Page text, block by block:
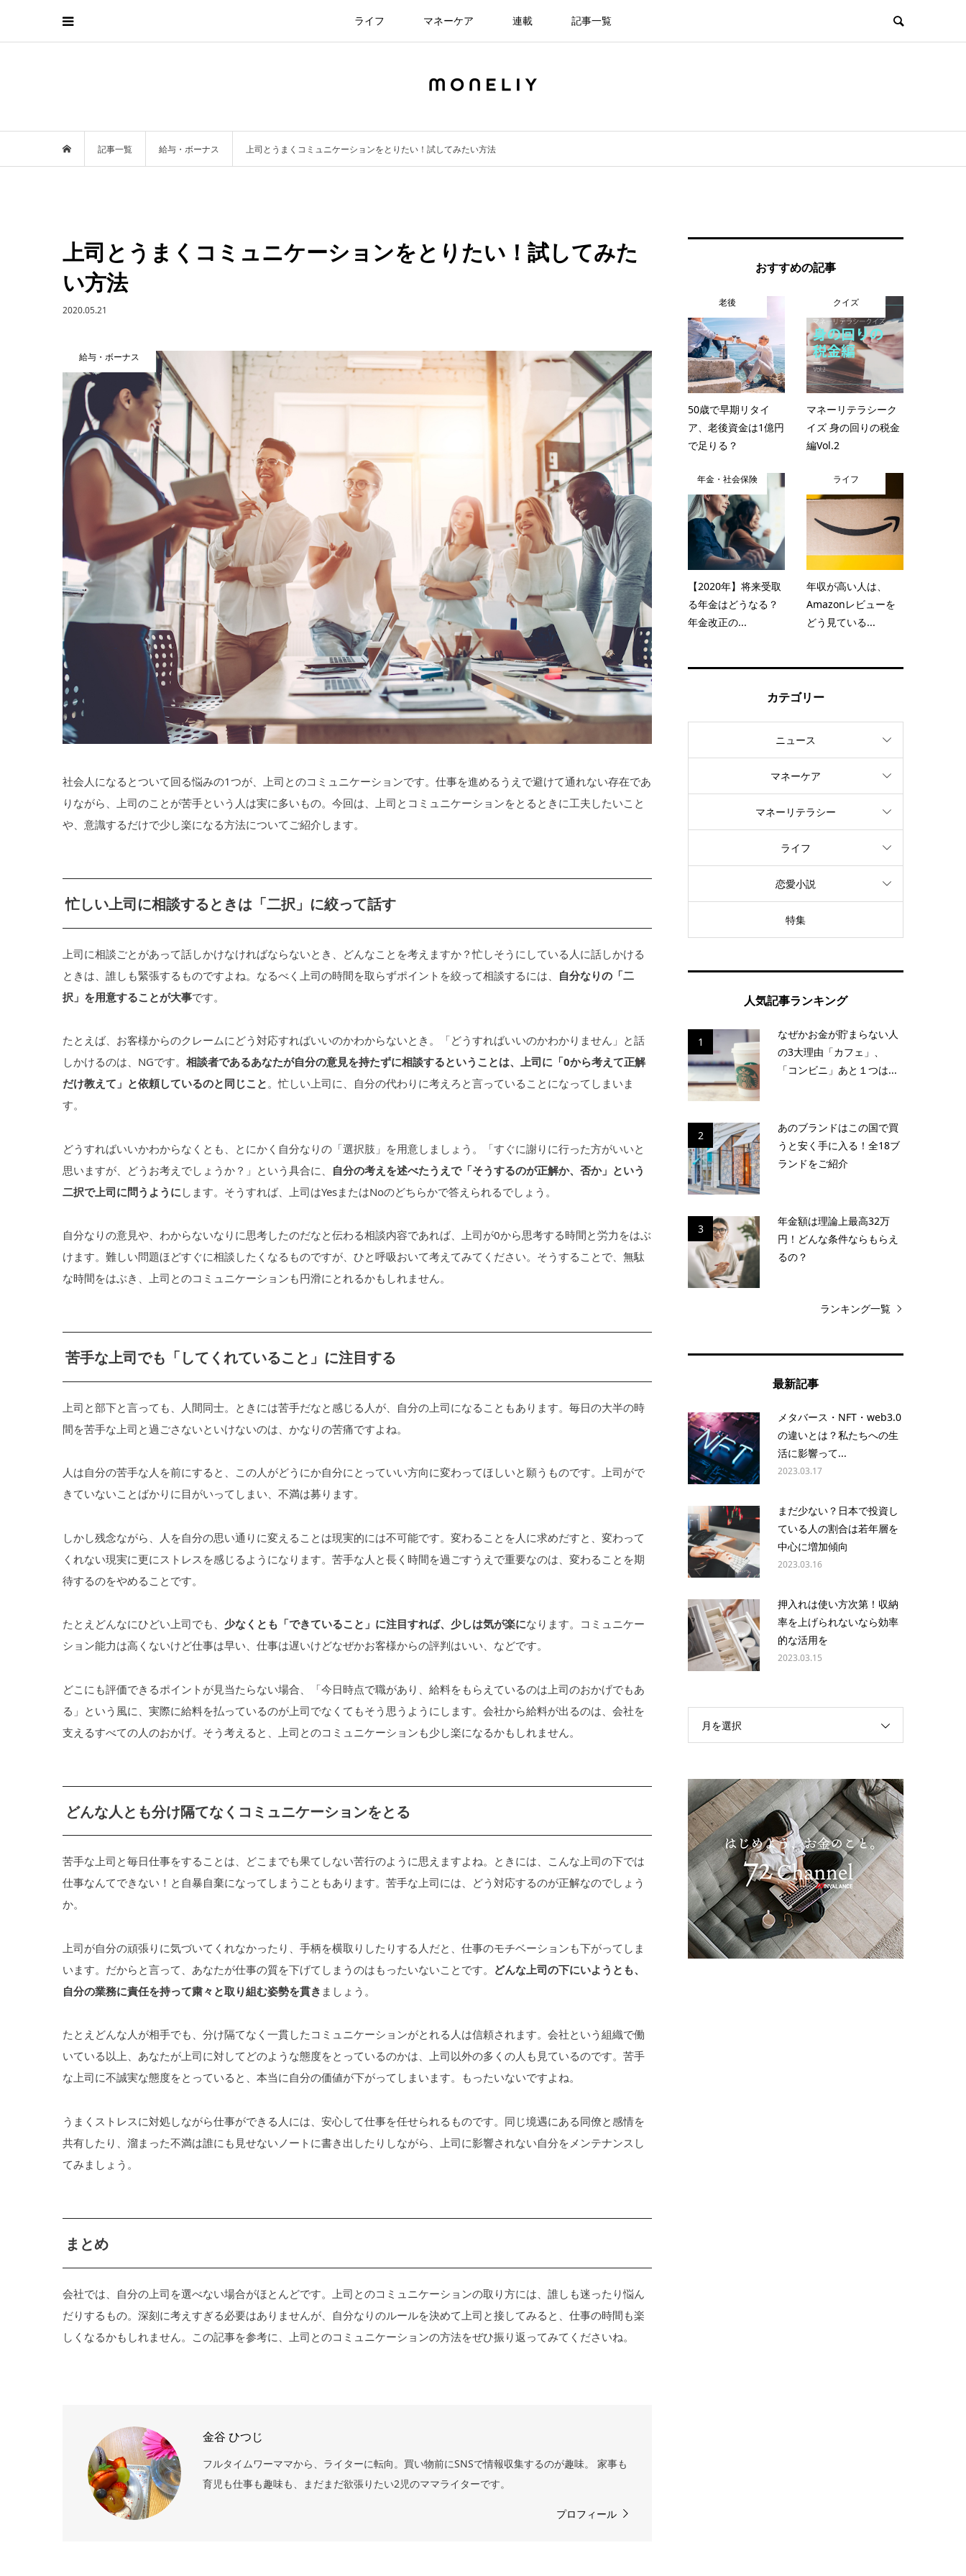
ライフ マネーケア 連載 記事一覧
記事一覧 給与・ボーナス 上司とうまくコミュニケーションをとりたい！試してみたい方法
上司とうまくコミュニケーションをとりたい！試してみた
い方法
2020.05.21
給与・ボーナス
社会人になるとついて回る悩みの1つが、上司とのコミュニケーションです。仕事を進めるうえで避けて通れない存在であ
りながら、上司のことが苦手という人は実に多いもの。今回は、上司とコミュニケーションをとるときに工夫したいこと
や、意識するだけで少し楽になる方法についてご紹介します。
忙しい上司に相談するときは「二択」に絞って話す
上司に相談ごとがあって話しかけなければならないとき、どんなことを考えますか？忙しそうにしている人に話しかける
ときは、誰しも緊張するものですよね。なるべく上司の時間を取らずポイントを絞って相談するには、 自分なりの「二
択」を用意することが大事です。
たとえば、お客様からのクレームにどう対応すればいいのかわからないとき。「どうすればいいのかわかりません」と話
しかけるのは、NGです。 相談者であるあなたが自分の意見を持たずに相談するということは、上司に「0から考えて正解
だけ教えて」と依頼しているのと同じこと。忙しい上司に、自分の代わりに考えろと言っていることになってしまいま
す。
どうすればいいかわからなくとも、とにかく自分なりの「選択肢」を用意しましょう。「すぐに謝りに行った方がいいと
思いますが、どうお考えでしょうか？」という具合に、 自分の考えを述べたうえで「そうするのが正解か、否か」という
二択で上司に問うように します。そうすれば、上司はYesまたはNoのどちらかで答えられるでしょう。
自分なりの意見や、わからないなりに思考したのだなと伝わる相談内容であれば、上司が0から思考する時間と労力をはぶ
けます。難しい問題ほどすぐに相談したくなるものですが、ひと呼吸おいて考えてみてください。そうすることで、無駄
な時間をはぶき、上司とのコミュニケーションも円滑にとれるかもしれません。
苦手な上司でも「してくれていること」に注目する
上司と部下と言っても、人間同士。ときには苦手だなと感じる人が、自分の上司になることもあります。毎日の大半の時
間を苦手な上司と過ごさないといけないのは、かなりの苦痛ですよね。
人は自分の苦手な人を前にすると、この人がどうにか自分にとっていい方向に変わってほしいと願うものです。上司がで
きていないことばかりに目がいってしまい、不満は募ります。
しかし残念ながら、人を自分の思い通りに変えることは現実的には不可能です。変わることを人に求めだすと、変わって
くれない現実に更にストレスを感じるようになります。苦手な人と長く時間を過ごすうえで重要なのは、変わることを期
待するのをやめることです。
たとえどんなにひどい上司でも、 少なくとも「できていること」に注目すれば、少しは気が楽になります。コミュニケー
ション能力は高くないけど仕事は早い、仕事は遅いけどなぜかお客様からの評判はいい、などです。
どこにも評価できるポイントが見当たらない場合、「今日時点で職があり、給料をもらえているのは上司のおかげでもあ
る」という風に、実際に給料を払っているのが上司でなくてもそう思うようにします。会社から給料が出るのは、会社を
支えるすべての人のおかげ。そう考えると、上司とのコミュニケーションも少し楽になるかもしれません。
どんな人とも分け隔てなくコミュニケーションをとる
苦手な上司と毎日仕事をすることは、どこまでも果てしない苦行のように思えますよね。ときには、こんな上司の下では
仕事なんてできない！と自暴自棄になってしまうこともあります。苦手な上司には、どう対応するのが正解なのでしょう
か。
上司が自分の頑張りに気づいてくれなかったり、手柄を横取りしたりする人だと、仕事のモチベーションも下がってしま
います。だからと言って、あなたが仕事の質を下げてしまうのはもったいないことです。 どんな上司の下にいようとも、
自分の業務に責任を持って粛々と取り組む姿勢を貫き ましょう。
たとえどんな人が相手でも、分け隔てなく一貫したコミュニケーションがとれる人は信頼されます。会社という組織で働
いている以上、あなたが上司に対してどのような態度をとっているのかは、上司以外の多くの人も見ているのです。苦手
な上司に不誠実な態度をとっていると、本当に自分の価値が下がってしまいます。もったいないですよね。
うまくストレスに対処しながら仕事ができる人には、安心して仕事を任せられるものです。同じ境遇にある同僚と感情を
共有したり、溜まった不満は誰にも見せないノートに書き出したりしながら、上司に影響されない自分をメンテナンスし
てみましょう。
まとめ
会社では、自分の上司を選べない場合がほとんどです。上司とのコミュニケーションの取り方には、誰しも迷ったり悩ん
だりするもの。深刻に考えすぎる必要はありませんが、自分なりのルールを決めて上司と接してみると、仕事の時間も楽
しくなるかもしれません。この記事を参考に、上司とのコミュニケーションの方法をぜひ振り返ってみてくださいね。
金谷 ひつじ
フルタイムワーママから、ライターに転向。買い物前にSNSで情報収集するのが趣味。 家事も
育児も仕事も趣味も、まだまだ欲張りたい2児のママライターです。
プロフィール
おすすめの記事
老後
50歳で早期リタイ
ア、老後資金は1億円
で足りる？
クイズ
マネーリテラシーク
イズ 身の回りの税金
編Vol.2
年金・社会保険
【2020年】将来受取
る年金はどうなる？
年金改正の...
ライフ
年収が高い人は、
Amazonレビューを
どう見ている...
カテゴリー
ニュース
マネーケア
マネーリテラシー
ライフ
恋愛小説
特集
人気記事ランキング
1
なぜかお金が貯まらない人
の3大理由「カフェ」、
「コンビニ」あと１つは...
2
あのブランドはこの国で買
うと安く手に入る！全18ブ
ランドをご紹介
3
年金額は理論上最高32万
円！どんな条件ならもらえ
るの？
ランキング一覧
最新記事
メタバース・NFT・web3.0
の違いとは？私たちへの生
活に影響って...
2023.03.17
まだ少ない？日本で投資し
ている人の割合は若年層を
中心に増加傾向
2023.03.16
押入れは使い方次第！収納
率を上げられないなら効率
的な活用を
2023.03.15
月を選択